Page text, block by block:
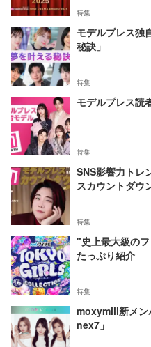
特集
モデルプレス独
秘訣」
特集
モデルプレス読
特集
SNS影響力トレ
スカウントダウ
特集
"史上最大級の
たっぷり紹介
特集
moxymill新メン
nex7」